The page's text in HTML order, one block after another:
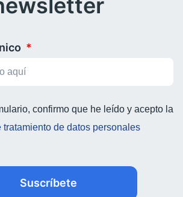
confirmo que he leído y acepto la
tratamiento de datos personales
Suscríbete